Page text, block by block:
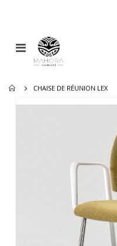
Affichage
navigation
CHAISE DE RÉUNION LEX